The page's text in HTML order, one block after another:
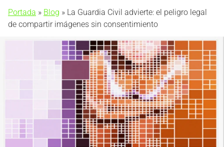
Portada » Blog » La Guardia Civil advierte: el peligro legal
de compartir imágenes sin consentimiento